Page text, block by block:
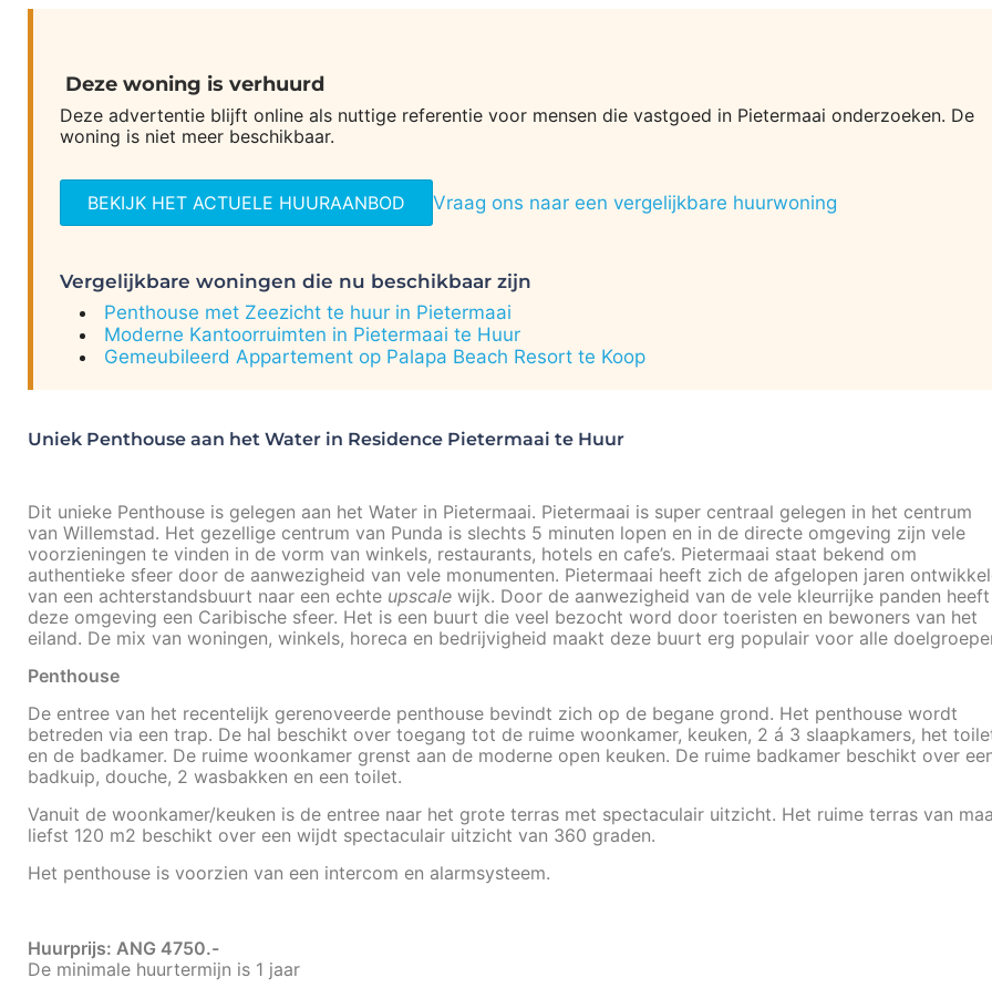
Deze woning is verhuurd
Deze advertentie blijft online als nuttige referentie voor mensen die vastgoed in Pietermaai onderzoeken. De
woning is niet meer beschikbaar.
BEKIJK HET ACTUELE HUURAANBOD Vraag ons naar een vergelijkbare huurwoning
Vergelijkbare woningen die nu beschikbaar zijn
Penthouse met Zeezicht te huur in Pietermaai
Moderne Kantoorruimten in Pietermaai te Huur
Gemeubileerd Appartement op Palapa Beach Resort te Koop
Uniek Penthouse aan het Water in Residence Pietermaai te Huur
Dit unieke Penthouse is gelegen aan het Water in Pietermaai. Pietermaai is super centraal gelegen in het centrum
van Willemstad. Het gezellige centrum van Punda is slechts 5 minuten lopen en in de directe omgeving zijn vele
voorzieningen te vinden in de vorm van winkels, restaurants, hotels en cafe’s. Pietermaai staat bekend om
authentieke sfeer door de aanwezigheid van vele monumenten. Pietermaai heeft zich de afgelopen jaren
van een achterstandsbuurt naar een echte upscale wijk. Door de aanwezigheid van de vele kleurrijke panden heeft
deze omgeving een Caribische sfeer. Het is een buurt die veel bezocht word door toeristen en bewoners van het
eiland. De mix van woningen, winkels, horeca en bedrijvigheid maakt deze buurt erg populair voor alle
Penthouse
De entree van het recentelijk gerenoveerde penthouse bevindt zich op de begane grond. Het penthouse wordt
betreden via een trap. De hal beschikt over toegang tot de ruime woonkamer, keuken, 2 á 3 slaapkamers, het
en de badkamer. De ruime woonkamer grenst aan de moderne open keuken. De ruime badkamer beschikt over
badkuip, douche, 2 wasbakken en een toilet.
Vanuit de woonkamer/keuken is de entree naar het grote terras met spectaculair uitzicht. Het ruime terras van
liefst 120 m2 beschikt over een wijdt spectaculair uitzicht van 360 graden.
Het penthouse is voorzien van een intercom en alarmsysteem.
Huurprijs: ANG 4750.-
De minimale huurtermijn is 1 jaar